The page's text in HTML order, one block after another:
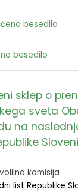
besedilo
besedilo
sklep o
sveta
na
komisija
list Republike